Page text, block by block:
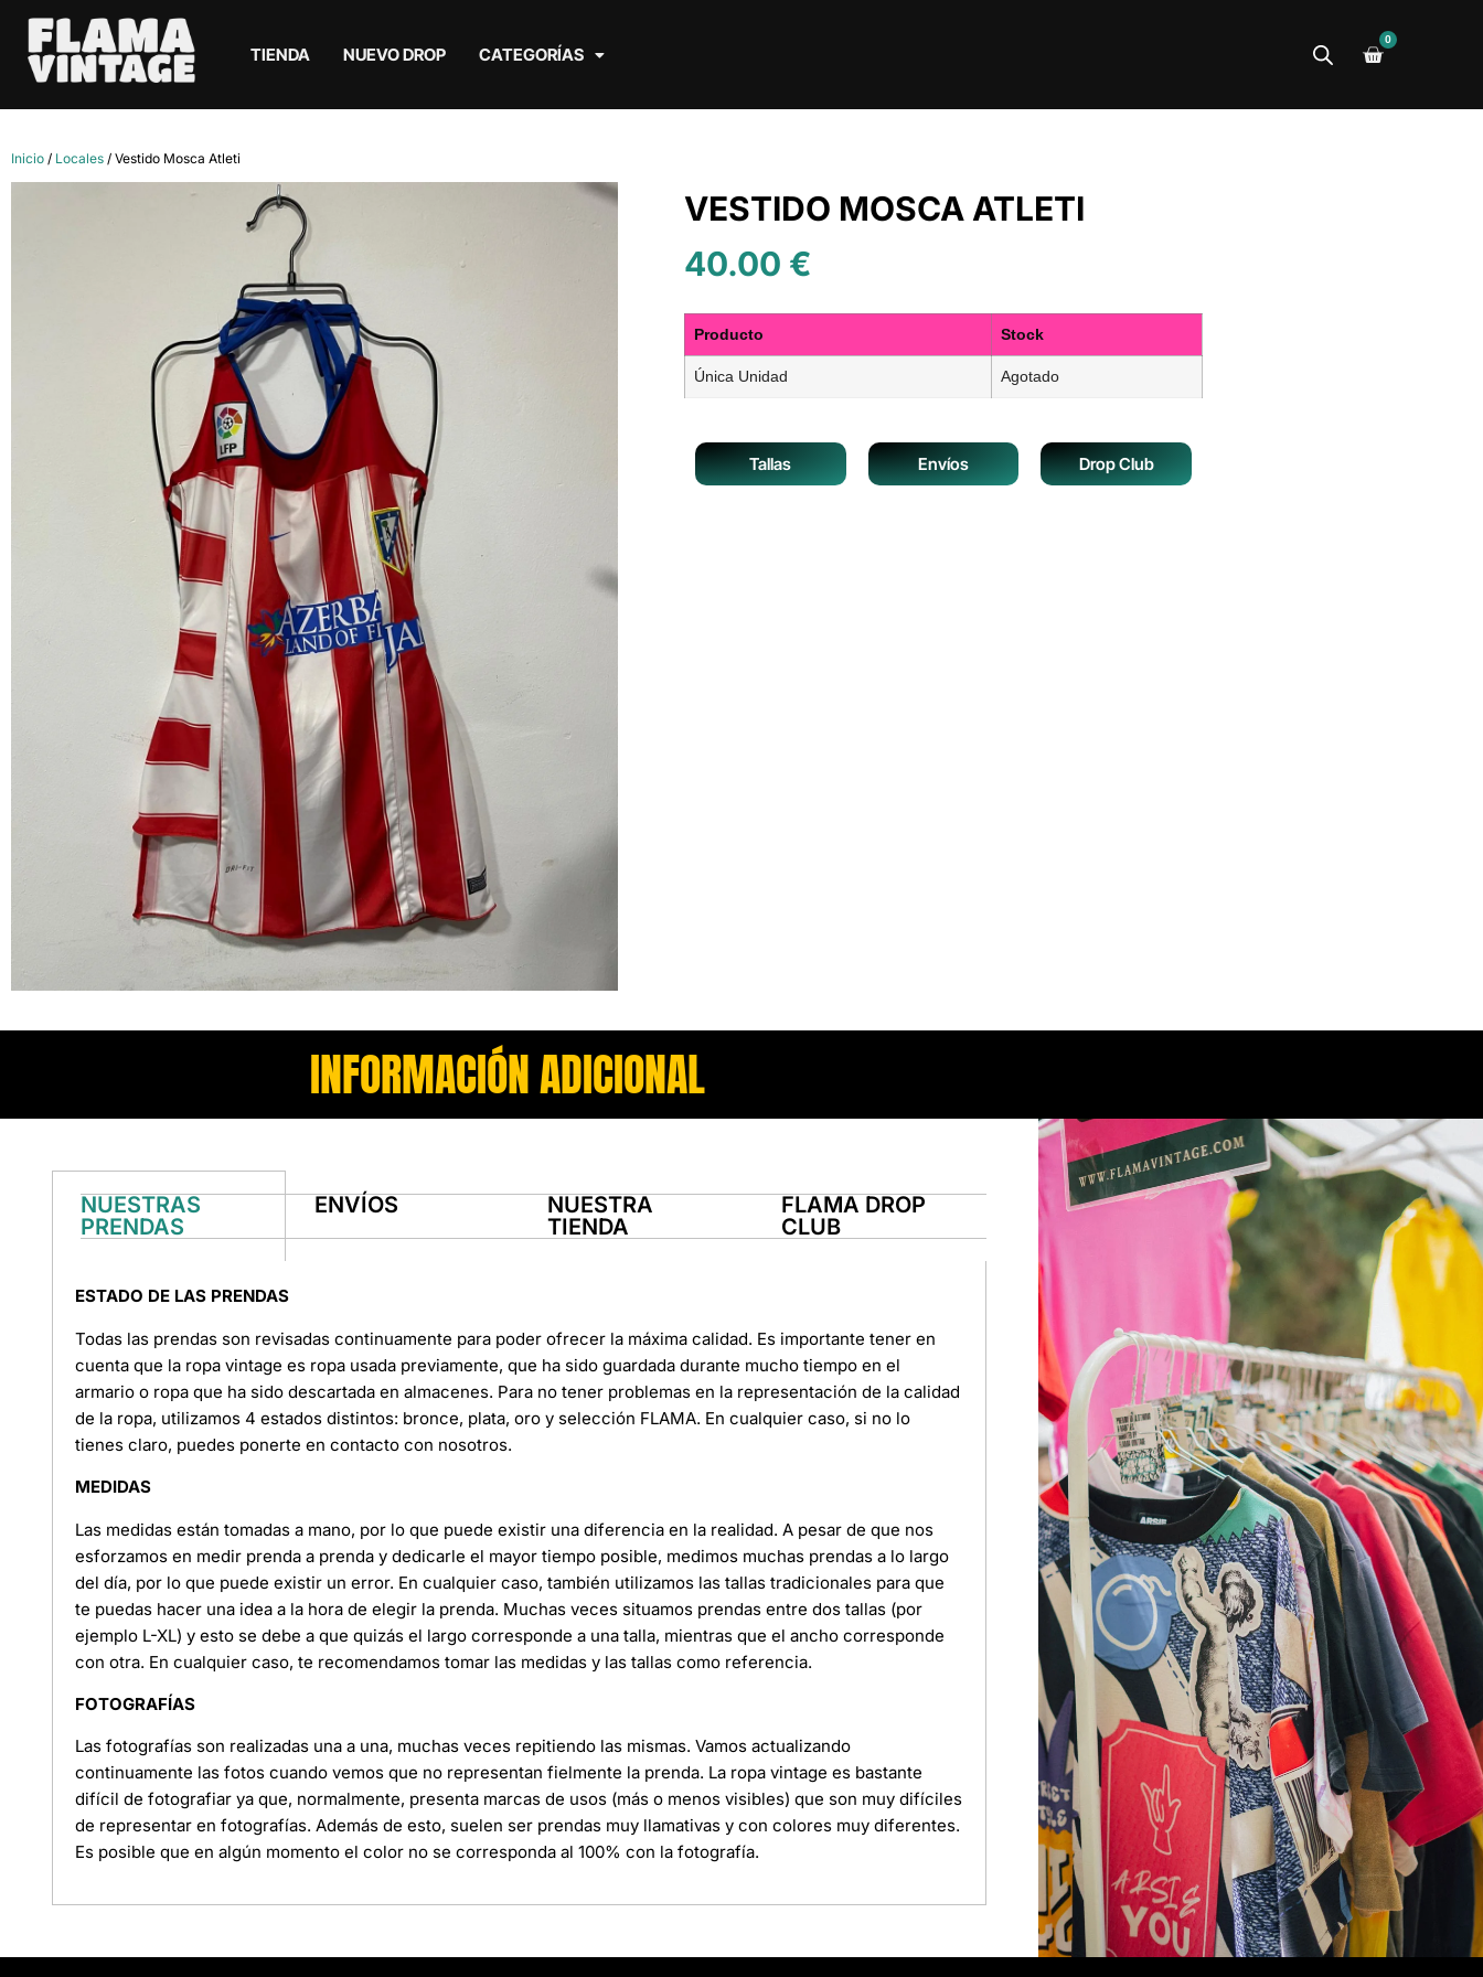
TIENDA NUEVO DROP CATEGORÍAS
0
Inicio / Locales / Vestido Mosca Atleti
VESTIDO MOSCA ATLETI
40.00 €
Producto Stock
Única Unidad Agotado
Tallas Envíos Drop Club
INFORMACIÓN ADICIONAL
NUESTRAS
PRENDAS
ENVÍOS
NUESTRA
TIENDA
FLAMA DROP
CLUB
ESTADO DE LAS PRENDAS
Todas las prendas son revisadas continuamente para poder ofrecer la máxima calidad. Es importante tener en
cuenta que la ropa vintage es ropa usada previamente, que ha sido guardada durante mucho tiempo en el
armario o ropa que ha sido descartada en almacenes. Para no tener problemas en la representación de la calidad
de la ropa, utilizamos 4 estados distintos: bronce, plata, oro y selección FLAMA. En cualquier caso, si no lo
tienes claro, puedes ponerte en contacto con nosotros.
MEDIDAS
Las medidas están tomadas a mano, por lo que puede existir una diferencia en la realidad. A pesar de que nos
esforzamos en medir prenda a prenda y dedicarle el mayor tiempo posible, medimos muchas prendas a lo largo
del día, por lo que puede existir un error. En cualquier caso, también utilizamos las tallas tradicionales para que
te puedas hacer una idea a la hora de elegir la prenda. Muchas veces situamos prendas entre dos tallas (por
ejemplo L-XL) y esto se debe a que quizás el largo corresponde a una talla, mientras que el ancho corresponde
con otra. En cualquier caso, te recomendamos tomar las medidas y las tallas como referencia.
FOTOGRAFÍAS
Las fotografías son realizadas una a una, muchas veces repitiendo las mismas. Vamos actualizando
continuamente las fotos cuando vemos que no representan fielmente la prenda. La ropa vintage es bastante
difícil de fotografiar ya que, normalmente, presenta marcas de usos (más o menos visibles) que son muy difíciles
de representar en fotografías. Además de esto, suelen ser prendas muy llamativas y con colores muy diferentes.
Es posible que en algún momento el color no se corresponda al 100% con la fotografía.